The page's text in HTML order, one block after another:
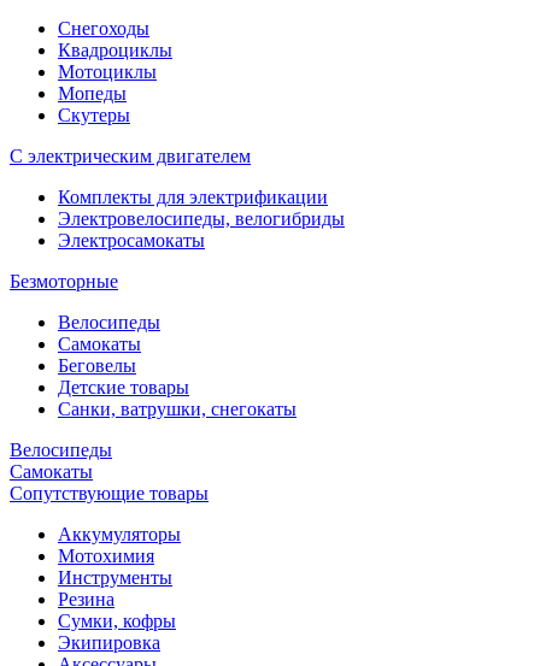
Снегоходы
Квадроциклы
Мотоциклы
Мопеды
Скутеры
С электрическим двигателем
Комплекты для электрификации
Электровелосипеды, велогибриды
Электросамокаты
Безмоторные
Велосипеды
Самокаты
Беговелы
Детские товары
Санки, ватрушки, снегокаты
Велосипеды
Самокаты
Сопутствующие товары
Аккумуляторы
Мотохимия
Инструменты
Резина
Сумки, кофры
Экипировка